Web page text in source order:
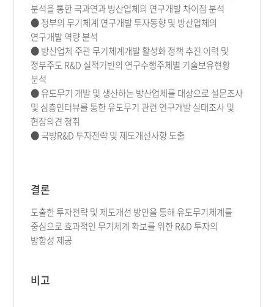
분석을 통한 국과연과 방산업체의 연구개발 차이점 분석
● 정부의 무기체계 연구개발 투자동향 및 방산업체의
연구개발 역량 분석
● 방산업체 주관 무기체계개발 활성화 정책 추진 이력 및
정부주도 R&D 실적기반의 연구수행주체별 기술보유현황
분석
● 유도무기 개발 및 생산하는 방산업체를 대상으로 설문조사
및 심층인터뷰를 통한 유도무기 관련 연구개발 실태조사 및
현장의견 청취
● 국방R&D 투자전략 및 제도개선사항 도출
결론
도출한 투자전략 및 제도개선 방안을 통해 유도무기체계를
중심으로 효과적인 무기체계 확보를 위한 R&D 투자의
방향성 제공
비고